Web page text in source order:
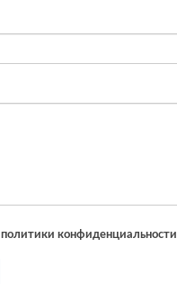
политики конфиденциальности